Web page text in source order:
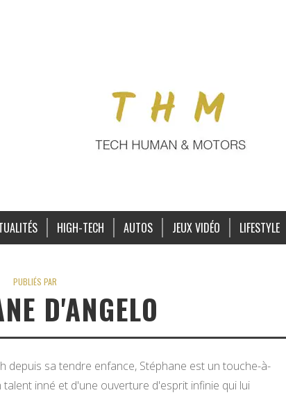
HIGH-TECH AUTOS JEUX VIDÉO LIFESTYLE
PUBLIÉS PAR
D'ANGELO
depuis sa tendre enfance, Stéphane est un touche-à-
inné et d'une ouverture d'esprit infinie qui lui